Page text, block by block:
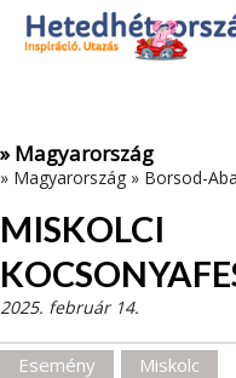
Az oldal sütiket (cookies)
Adatvédelmi tájékoztató
» Magyarország
» Magyarország » Borsod-
MISKOLCI
2025. február 14.
Esemény Miskolc